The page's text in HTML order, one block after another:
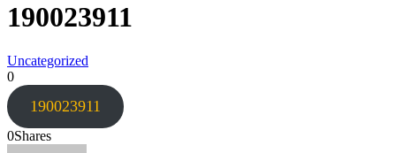
190023911
Uncategorized
0
190023911
0Shares